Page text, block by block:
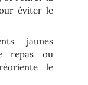
éviter le
jaunes
repas ou
le